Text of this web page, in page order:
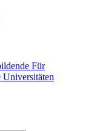
Für
Universitäten